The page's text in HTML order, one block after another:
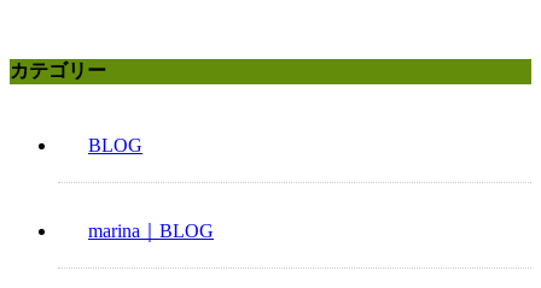
カテゴリー
BLOG
marina｜BLOG